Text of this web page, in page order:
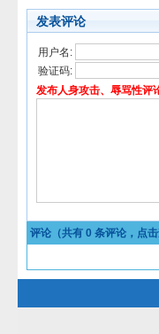
发表评论
用户名:
验证码:
发布人身攻击、辱骂性评
评论（共有 0 条评论，点击